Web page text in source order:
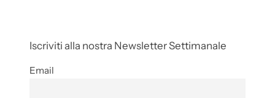
Iscriviti alla nostra Newsletter Settimanale
Email